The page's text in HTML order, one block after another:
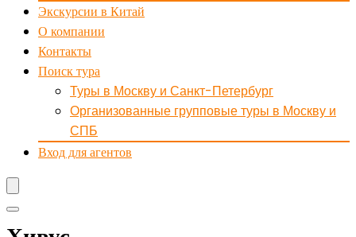
Экскурсии в Китай
О компании
Контакты
Поиск тура
Туры в Москву и Санкт-Петербург
Организованные групповые туры в Москву и
СПБ
Вход для агентов